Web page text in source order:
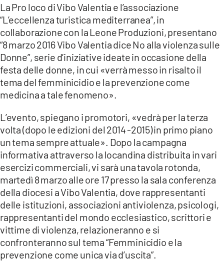
LaC
Network
LACPLAY.IT
LACTV.IT
LACONAIR.IT
LACITYMAG.IT
ILREGGINO.IT
COSENZACHANNEL.IT
ILVIBONESE.IT
CATANZAROCHANNEL.IT
LACAPITALENEWS.IT
La Pro loco di Vibo Valentia e l’associazione
“L’eccellenza turistica mediterranea”, in
collaborazione con la Leone Produzioni, presentano
“8 marzo 2016 Vibo Valentia dice No alla violenza sulle
Donne”, serie d’iniziative ideate in occasione della
festa delle donne, in cui «verrà messo in risalto il
tema del femminicidio e la prevenzione come
medicina a tale fenomeno».
L’evento, spiegano i promotori, «vedrà per la terza
volta (dopo le edizioni del 2014 -2015) in primo piano
un tema sempre attuale». Dopo la campagna
informativa attraverso la locandina distribuita in vari
esercizi commerciali, vi sarà una tavola rotonda,
martedì 8 marzo alle ore 17 presso la sala conferenza
della diocesi a Vibo Valentia, dove rappresentanti
delle istituzioni, associazioni antiviolenza, psicologi,
rappresentanti del mondo ecclesiastico, scrittori e
vittime di violenza, relazioneranno e si
confronteranno sul tema “Femminicidio e la
prevenzione come unica via d’uscita”.